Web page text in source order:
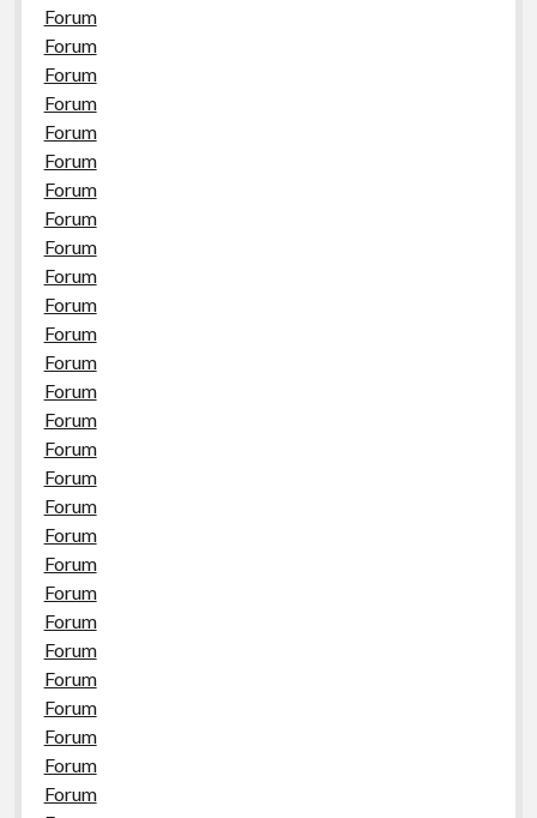
Forum
Forum
Forum
Forum
Forum
Forum
Forum
Forum
Forum
Forum
Forum
Forum
Forum
Forum
Forum
Forum
Forum
Forum
Forum
Forum
Forum
Forum
Forum
Forum
Forum
Forum
Forum
Forum